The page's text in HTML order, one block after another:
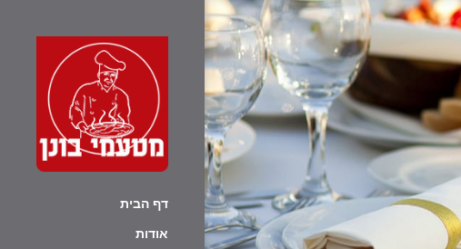
דף הבית
אודות